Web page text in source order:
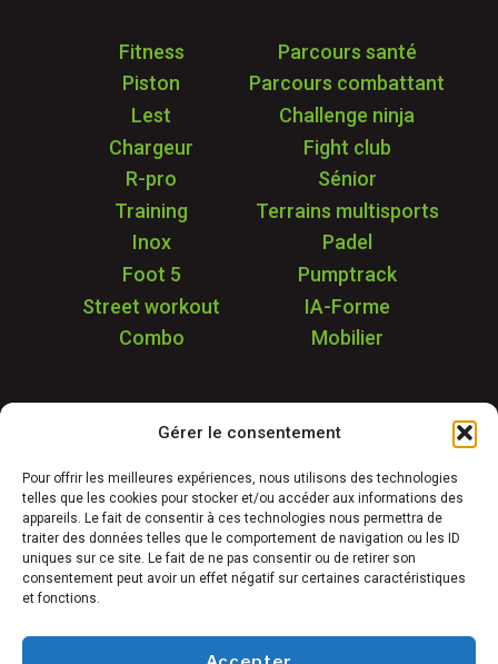
Gérer le consentement
Pour offrir les meilleures expériences, nous utilisons des technologies
telles que les cookies pour stocker et/ou accéder aux informations des
appareils. Le fait de consentir à ces technologies nous permettra de
traiter des données telles que le comportement de navigation ou les ID
uniques sur ce site. Le fait de ne pas consentir ou de retirer son
consentement peut avoir un effet négatif sur certaines caractéristiques
et fonctions.
Fitness
Parcours santé
Piston
Parcours combattant
Lest
Challenge ninja
Chargeur
Fight club
R-pro
Sénior
Training
Terrains multisports
Inox
Padel
Foot 5
Pumptrack
Street workout
IA-Forme
Combo
Mobilier
Garantie & SAV
Déstockage
Réalisations
FAQ
Blog
Contact